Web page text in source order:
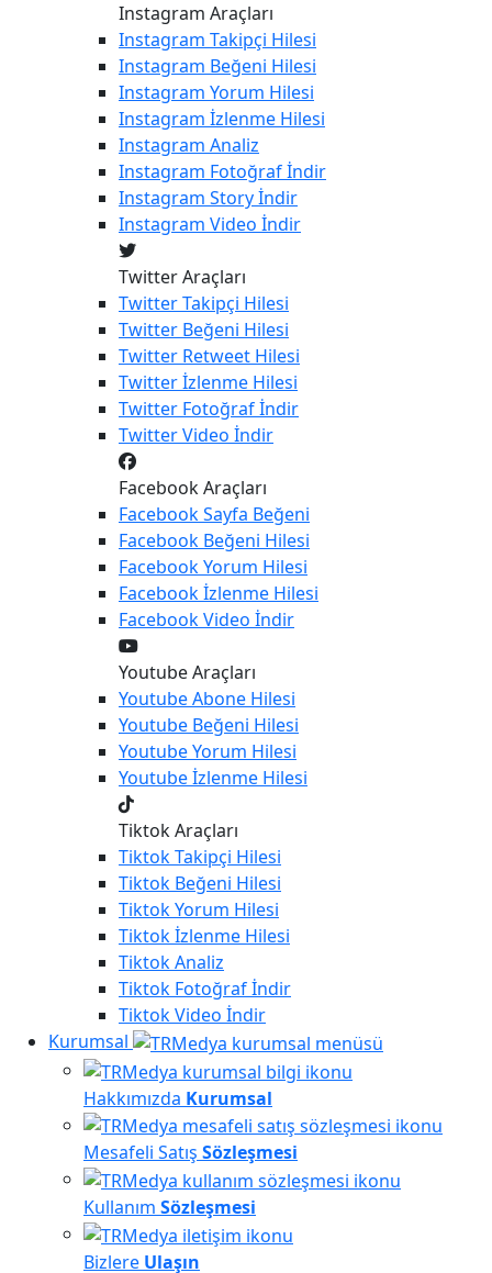
Instagram Araçları
Instagram Takipçi Hilesi
Instagram Beğeni Hilesi
Instagram Yorum Hilesi
Instagram İzlenme Hilesi
Instagram Analiz
Instagram Fotoğraf İndir
Instagram Story İndir
Instagram Video İndir
Twitter Araçları
TwitterTakipçi Hilesi
Twitter Beğeni Hilesi
Twitter Retweet Hilesi
Twitterİzlenme Hilesi
Twitter Fotoğraf İndir
TwitterVideo İndir
Facebook Araçları
FacebookSayfa Beğeni
Facebook Beğeni Hilesi
FacebookYorum Hilesi
Facebookİzlenme Hilesi
FacebookVideo İndir
Youtube Araçları
YoutubeAbone Hilesi
Youtube Beğeni Hilesi
YoutubeYorum Hilesi
Youtubeİzlenme Hilesi
Tiktok Araçları
TiktokTakipçi Hilesi
Tiktok Beğeni Hilesi
TiktokYorum Hilesi
Tiktokİzlenme Hilesi
TiktokAnaliz
Tiktok Fotoğraf İndir
TiktokVideo İndir
Kurumsal
Hakkımızda Kurumsal
Mesafeli Satış Sözleşmesi
Kullanım Sözleşmesi
Bizlere Ulaşın